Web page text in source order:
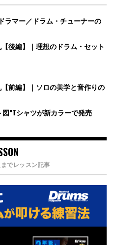
ラマー／ドラム・チューナーの
後編】｜理想のドラム・セット
前編】｜ソロの美学と音作りの
図”Tシャツが新カラーで発売
でレッスン記事